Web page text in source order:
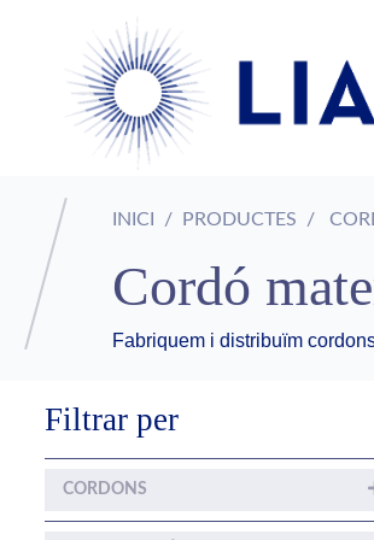
INICI PRODUCTES
Cordó
Fabriquem i distribuïm
Filtrar per
CORDONS